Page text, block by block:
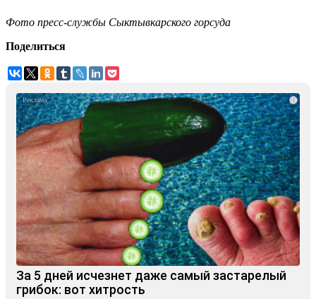
Фото пресс-службы Сыктывкарского горсуда
Поделиться
i
За 5 дней исчезнет даже самый застарелый
грибок: вот хитрость